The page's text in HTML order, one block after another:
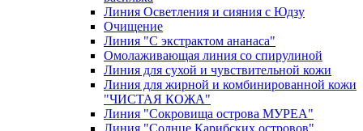
Линия Осветления и сияния с Юдзу
Очищение
Линия "С экстрактом ананаса"
Омолаживающая линия со спирулиной
Линия для сухой и чувствительной кожи
Линия для жирной и комбинированной кожи
"ЧИСТАЯ КОЖА"
Линия "Сокровища острова МУРЕА"
Линия "Солнце Карибских островов"